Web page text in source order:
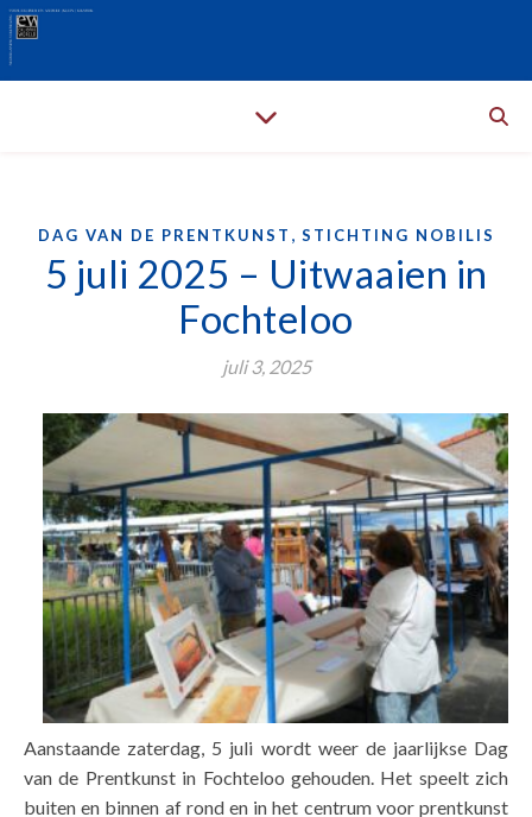
DAG VAN DE PRENTKUNST , STICHTING NOBILIS
5 juli 2025 – Uitwaaien in
Fochteloo
juli 3, 2025
Aanstaande zaterdag, 5 juli wordt weer de jaarlijkse Dag
van de Prentkunst in Fochteloo gehouden. Het speelt zich
buiten en binnen af rond en in het centrum voor prentkunst